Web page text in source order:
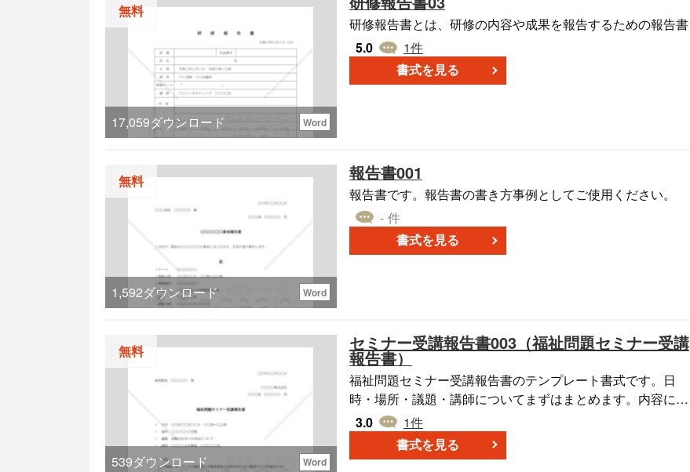
無料
17,059ダウンロード Word
研修報告書とは、研修の内容や成果を報告するための報告書
5.0
1件
書式を見る
無料
1,592ダウンロード Word
報告書001
報告書です。報告書の書き方事例としてご使用ください。
- 件
書式を見る
無料
539ダウンロード Word
セミナー受講報告書003（福祉問題セミナー受講
報告書）
福祉問題セミナー受講報告書のテンプレート書式です。日
時・場所・議題・講師についてまずはまとめます。内容につ
いて詳細に記載し、分かりやすく記述します。所感について
も今後どうするべきかを記載します。ダウンロードは無料で
3.0 1件
書式を見る